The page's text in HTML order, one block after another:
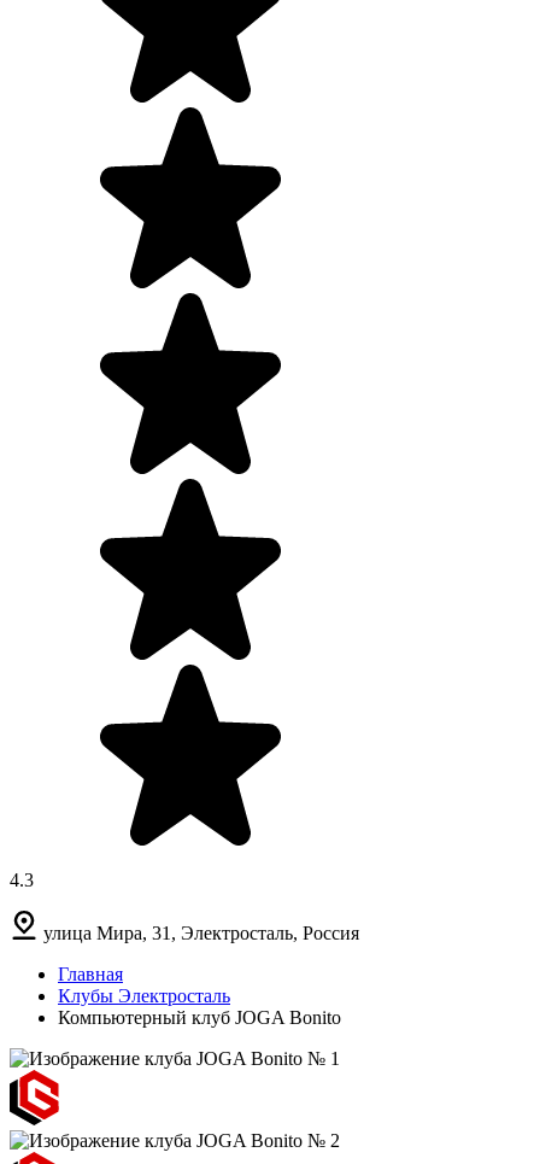
4.3
улица Мира, 31, Электросталь, Россия
Главная
Клубы Электросталь
Компьютерный клуб JOGA Bonito